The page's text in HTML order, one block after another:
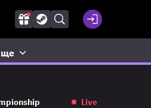
Live